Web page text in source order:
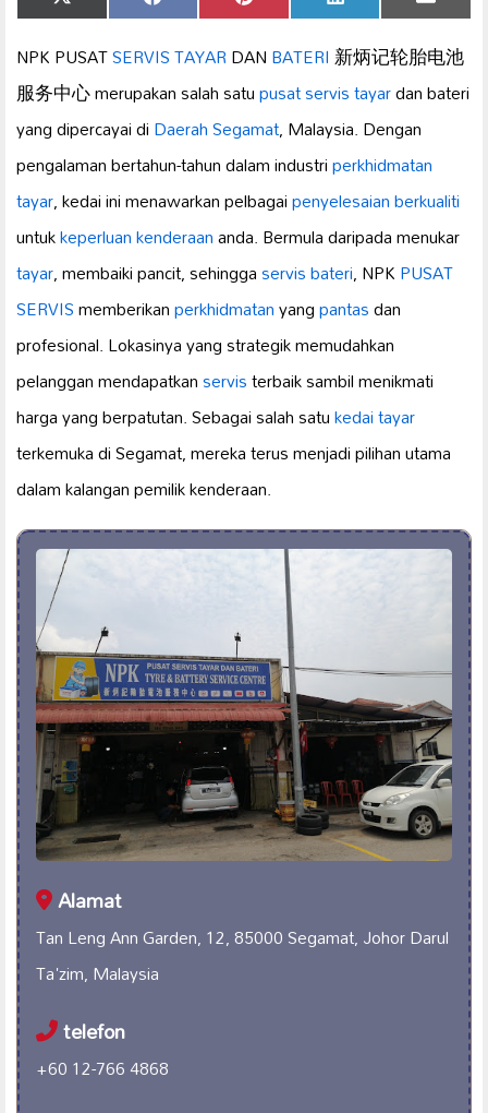
on
(Twitter) on on on on
NPK PUSATSERVIS TAYARDANBATERI新炳记轮胎电池
服务中心 merupakan salah satupusat servis tayardan bateri
yang dipercayai diDaerah Segamat, Malaysia. Dengan
pengalaman bertahun-tahun dalam industriperkhidmatan
tayar, kedai ini menawarkan pelbagaipenyelesaian berkualiti
untukkeperluan kenderaananda. Bermula daripada menukar
tayar, membaiki pancit, sehinggaservis bateri, NPKPUSAT
SERVISmemberikanperkhidmatanyangpantasdan
profesional. Lokasinya yang strategik memudahkan
pelanggan mendapatkanservisterbaik sambil menikmati
harga yang berpatutan. Sebagai salah satukedai tayar
terkemuka di Segamat, mereka terus menjadi pilihan utama
dalam kalangan pemilik kenderaan.
Alamat
Tan Leng Ann Garden, 12, 85000 Segamat, Johor Darul
Ta'zim, Malaysia
telefon
+60 12-766 4868